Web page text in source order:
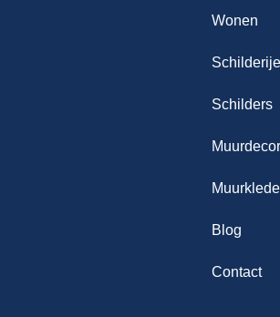
Wonen
Schilders
Blog
Contact